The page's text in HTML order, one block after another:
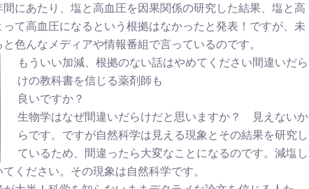
にあたり、塩と高血圧を因果関係の研究した結果、塩と高
て高血圧になるという根拠はなかったと発表！ですが、未
色んなメディアや情報番組で言っているのです。
もういい加減、根拠のない話はやめてください間違いだら
けの教科書を信じる薬剤師も
良いですか？
生物学はなぜ間違いだらけだと思いますか？ 見えないか
らです。ですが自然科学は見える現象とその結果を研究し
ているため、間違ったら大変なことになるのです。減塩し
ください。その現象は自然科学です。